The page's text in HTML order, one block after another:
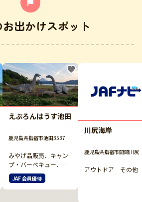
出かけスポット
えぷろんはうす池田
鹿児島県指宿市池田3537
みやげ品販売、キャン
プ・バーベキュー、ア
ウトドア その他
JAF 会員優待
川尻海岸
鹿児島県指宿市開聞川尻
アウトドア その他